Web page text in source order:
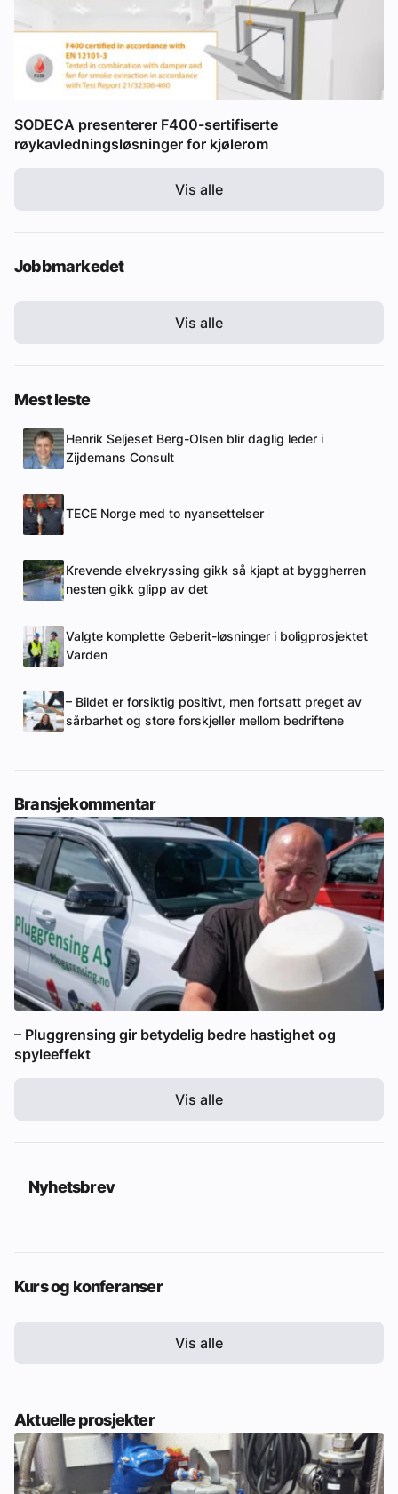
SODECA presenterer F400-sertifiserte
røykavledningsløsninger for kjølerom
Vis alle
Jobbmarkedet
Vis alle
Mest leste
Henrik Seljeset Berg-Olsen blir daglig leder i
Zijdemans Consult
TECE Norge med to nyansettelser
Krevende elvekryssing gikk så kjapt at byggherren
nesten gikk glipp av det
Valgte komplette Geberit-løsninger i boligprosjektet
Varden
– Bildet er forsiktig positivt, men fortsatt preget av
sårbarhet og store forskjeller mellom bedriftene
Bransjekommentar
– Pluggrensing gir betydelig bedre hastighet og
spyleeffekt
Vis alle
Nyhetsbrev
Kurs og konferanser
Vis alle
Aktuelle prosjekter